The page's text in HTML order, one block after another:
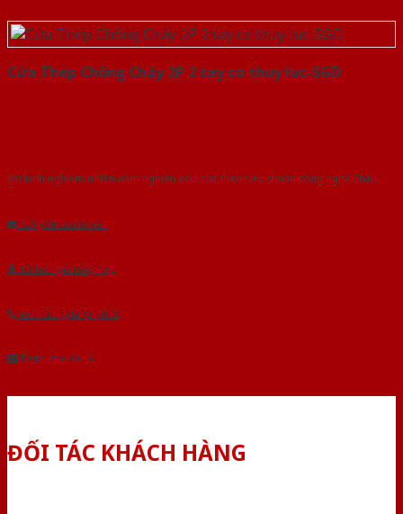
Cửa Thép Chống Cháy 2P 2 tay co thuy luc-SGD
Với kinh nghiệm nhiêu năm nghiên cứu cửa theo tiêu chuẩn công nghệ Châu
Gửi yêu cầu tư vấn
Tải báo giá tổng hợp
Yêu cầu gọi lại (3 phút)
Dành cho đại lý
ĐỐI TÁC KHÁCH HÀNG